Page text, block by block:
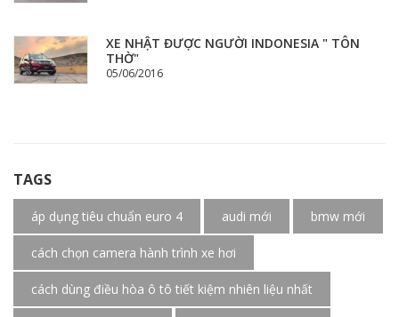
XE NHẬT ĐƯỢC NGƯỜI INDONESIA " TÔN
THỜ"
05/06/2016
TAGS
áp dụng tiêu chuẩn euro 4 audi mới bmw mới
cách chọn camera hành trình xe hơi
cách dùng điều hòa ô tô tiết kiệm nhiên liệu nhất